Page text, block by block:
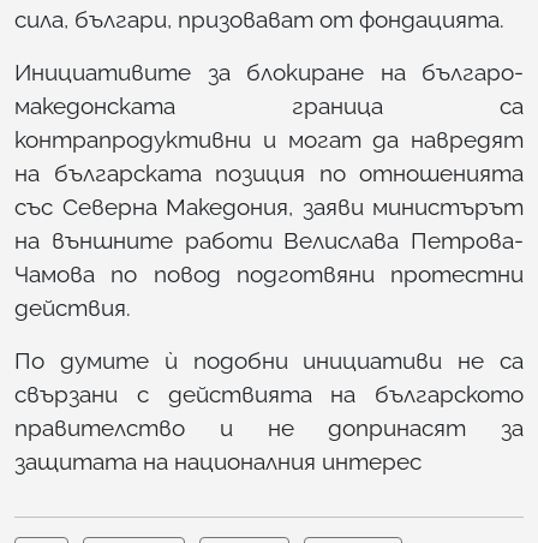
сила, българи, призовават от фондацията.
Инициативите за блокиране на българо-
македонската граница са
контрапродуктивни и могат да навредят
на българската позиция по отношенията
със Северна Македония, заяви министърът
на външните работи Велислава Петрова-
Чамова по повод подготвяни протестни
действия.
По думите ѝ подобни инициативи не са
свързани с действията на българското
правителство и не допринасят за
защитата на националния интерес